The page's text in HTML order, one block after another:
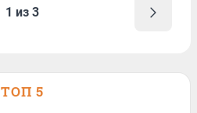
1 из 3
ТОП 5